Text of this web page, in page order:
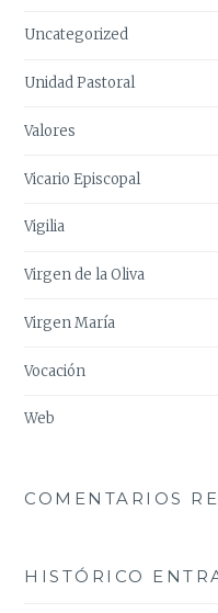
Uncategorized
Unidad Pastoral
Valores
Vicario Episcopal
Vigilia
Virgen de la Oliva
Virgen María
Vocación
Web
COMENTARIOS
HISTÓRICO